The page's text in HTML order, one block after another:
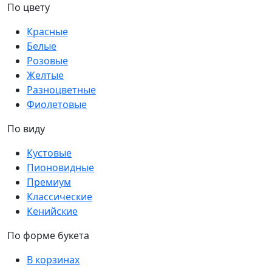
По цвету
Красные
Белые
Розовые
Желтые
Разноцветные
Фиолетовые
По виду
Кустовые
Пионовидные
Премиум
Классические
Кенийские
По форме букета
В корзинах